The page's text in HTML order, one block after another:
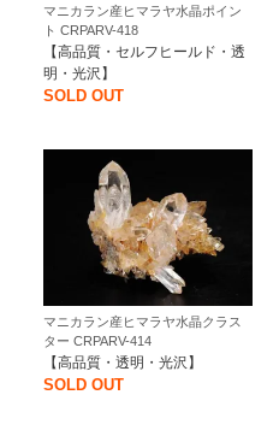
マニカラン産ヒマラヤ水晶ポイン
ト CRPARV-418
【高品質・セルフヒールド・透
明・光沢】
SOLD OUT
マニカラン産ヒマラヤ水晶クラス
ター CRPARV-414
【高品質・透明・光沢】
SOLD OUT